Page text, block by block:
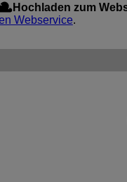
Hochladen zum
Webservice.